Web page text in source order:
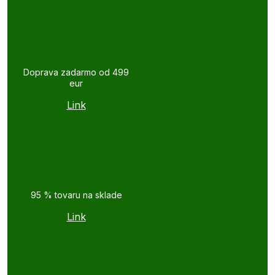
Doprava zadarmo od 499
eur
Link
95 % tovaru na sklade
Link